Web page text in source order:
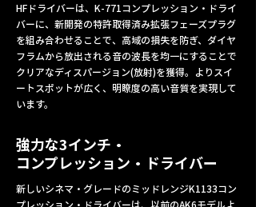
HFドライバーは、K-771コンプレッション・ドライ
バーに、新開発の特許取得済み拡張フェーズプラグ
を組み合わせることで、高域の損失を防ぎ、ダイヤ
フラムから放出される音の波長を均一にすることで
クリアなディスパージョン(放射)を獲得。よりスイ
ートスポットが広く、明瞭度の高い音質を実現して
います。
強力な3インチ・
コンプレッション・ドライバー
新しいシネマ・グレードのミッドレンジK1133コン
プレッション・ドライバーは、以前のAK6モデルよ